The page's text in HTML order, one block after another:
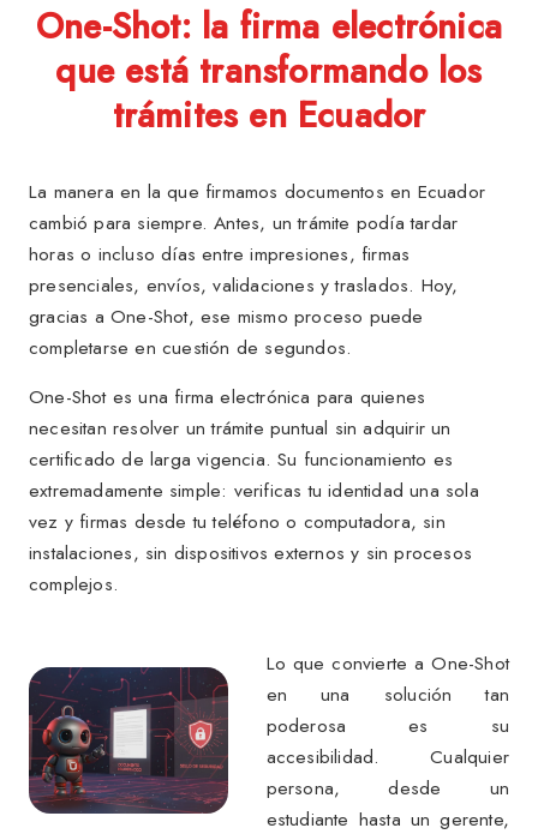
One-Shot: la firma electrónica
que está transformando los
trámites en Ecuador
La manera en la que firmamos documentos en Ecuador
cambió para siempre. Antes, un trámite podía tardar
horas o incluso días entre impresiones, firmas
presenciales, envíos, validaciones y traslados. Hoy,
gracias a One-Shot, ese mismo proceso puede
completarse en cuestión de segundos.
One-Shot es una firma electrónica para quienes
necesitan resolver un trámite puntual sin adquirir un
certificado de larga vigencia. Su funcionamiento es
extremadamente simple: verificas tu identidad una sola
vez y firmas desde tu teléfono o computadora, sin
instalaciones, sin dispositivos externos y sin procesos
complejos.
Lo que convierte a One-Shot
en una solución tan
poderosa es su
accesibilidad. Cualquier
persona, desde un
estudiante hasta un gerente,